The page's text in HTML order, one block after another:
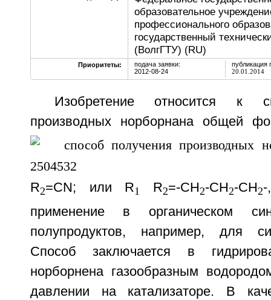
образовательное
профессионального
государственный
(ВолгГТУ) (RU)
Приоритеты:
подача заявки:
2012-08-24
публикация
20.01.2014
Изобретение относится к
производных норборнана общей
R2=CN; или R1 R2=-СН2-СН2-СН2
применение в органическом
полупродуктов, например, для
Способ заключается в
норборнена газообразным
давлении на катализаторе. В